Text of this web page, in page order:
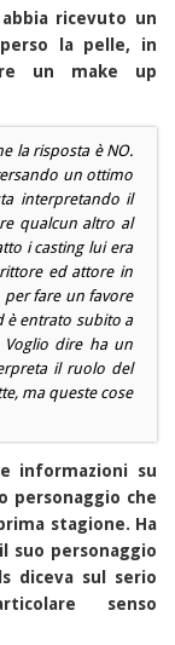
ricevuto un
la pelle, in
un make up
la risposta è NO.
un ottimo
interpretando il
qualcun altro al
i casting lui era
ed attore in
fare un favore
è entrato subito a
dire ha un
il ruolo del
ma queste cose
informazioni su
personaggio che
stagione. Ha
suo personaggio
diceva sul serio
senso